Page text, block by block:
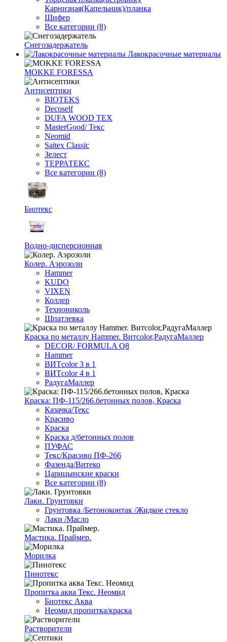
Карнизная(Капельник)/планка
Шифер
Все категории (8)
Снегозадержатель
Лакокрасочные материалы
MOKKE FORESSA
Антисептики
BIOTEKS
Decoself
DUFA WOOD TEX
MasterGood/ Текс
Neomid
Saitex Classic
Зелест
ТЕРРАТЕКС
Все категории (8)
Биотекс
Водно-дисперсионная
Колер. Аэрозоли
Hammer
KUDO
VIXEN
Коллер
Технониколь
Шпатлевка
Краска по металлу Hammer. Витcolor,РадугаМаллер
DECOR/ FORMULA Q8
Hammer
ВИТcolor 3 в 1
ВИТcolor 4 в 1
РадугаМаллер
Краска: ПФ-115/266.бетонных полов, Краска
Казачка/Текс
Красиво
Краска
Краска д/бетонных полов
ПУФАС
Текс/Красиво ПФ-266
Фазенда/Витеко
Царицынские краски
Все категории (8)
Лаки. Грунтовки
Грунтовка /Бетоноконтак /Жидкое стекло
Лаки /Масло
Мастика. Праймер.
Морилка
Пинотекс
Пропитка аква Текс. Неомид
Биотекс Аква
Неомид пропитка/краска
Растворители